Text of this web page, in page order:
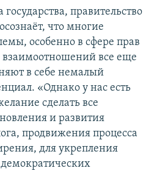
правительство
что многие
особенно в сфере прав
взаимоотношений все еще
в себе немалый
«Однако у нас есть
сделать все
и развития
продвижения процесса
для укрепления